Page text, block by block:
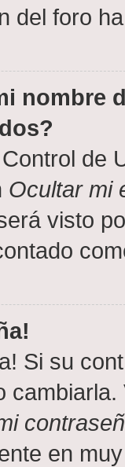
del foro
nombre
de
Ocultar mi
visto
Si su
en